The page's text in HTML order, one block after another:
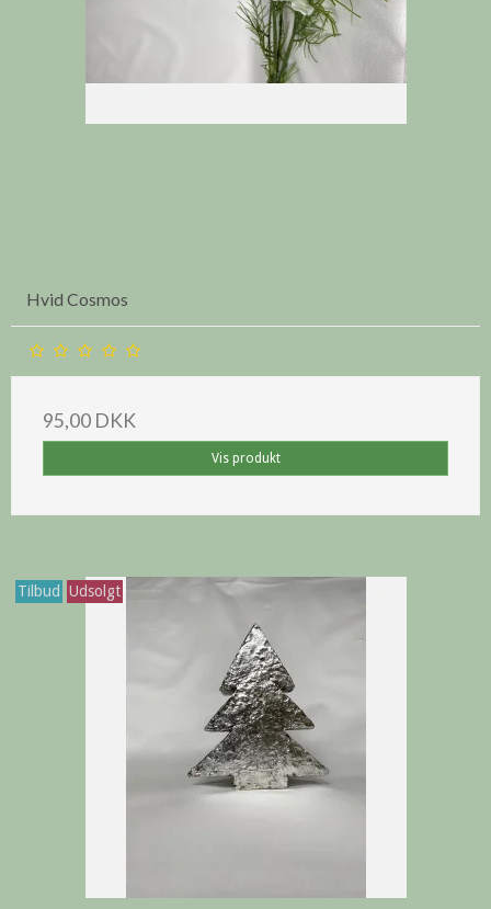
Hvid Cosmos
95,00 DKK
Vis produkt
Tilbud Udsolgt